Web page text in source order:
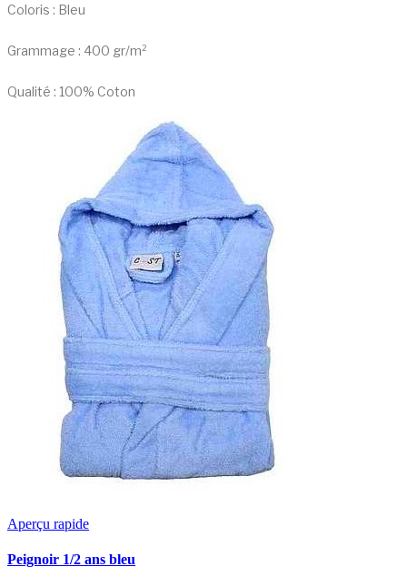
Coloris : Bleu
Grammage : 400 gr/m²
Qualité : 100% Coton
Aperçu rapide
Peignoir 1/2 ans bleu